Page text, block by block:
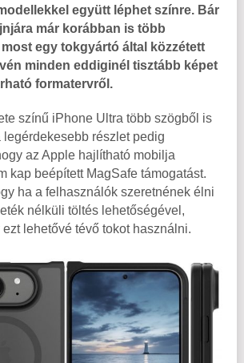
együtt léphet színre. Bár
már korábban is több
egy tokgyártó által közzétett
minden eddiginél tisztább képet
formatervről.
színű iPhone Ultra több szögből is
legérdekesebb részlet pedig
az Apple hajlítható mobilja
kap beépített MagSafe támogatást.
ha a felhasználók szeretnének élni
nélküli töltés lehetőségével,
lehetővé tévő tokot használni.